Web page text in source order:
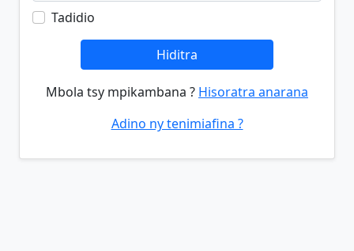
Tadidio
Hiditra
Mbola tsy mpikambana ? Hisoratra anarana
Adino ny tenimiafina ?